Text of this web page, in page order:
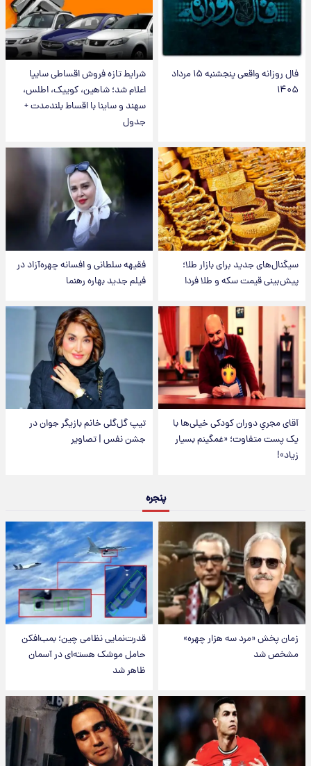
فال روزانه واقعی پنجشنبه ۱۵ مرداد
۱۴۰۵
شرایط تازه فروش اقساطی سایپا
اعلام شد؛ شاهین، کوییک، اطلس،
سهند و ساینا با اقساط بلندمدت +
جدول
سیگنال‌های جدید برای بازار طلا؛
پیش‌بینی قیمت سکه و طلا فردا
فقیهه سلطانی و افسانه چهره‌آزاد در
فیلم جدید بهاره رهنما
آقای مجریِ دوران کودکی خیلی‌ها با
یک پست متفاوت؛ «غمگینم بسیار
زیاد»!
تیپ گل‌گلی خانم بازیگر جوان در
جشن نفس | تصاویر
پنجره
زمان پخش «مرد سه هزار چهره»
مشخص شد
قدرت‌نمایی نظامی چین؛ بمب‌افکن
حامل موشک هسته‌ای در آسمان
ظاهر شد